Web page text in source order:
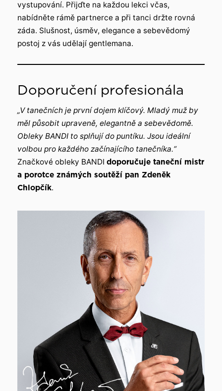
vystupování. Přijďte na každou lekci včas,
nabídněte rámě partnerce a při tanci držte rovná
záda. Slušnost, úsměv, elegance a sebevědomý
postoj z vás udělají gentlemana.
Doporučení profesionála
„V tanečních je první dojem klíčový. Mladý muž by
měl působit upraveně, elegantně a sebevědomě.
Obleky BANDI to splňují do puntíku. Jsou ideální
volbou pro každého začínajícího tanečníka.“
Značkové obleky BANDI doporučuje taneční mistr
a porotce známých soutěží pan Zdeněk
Chlopčík.